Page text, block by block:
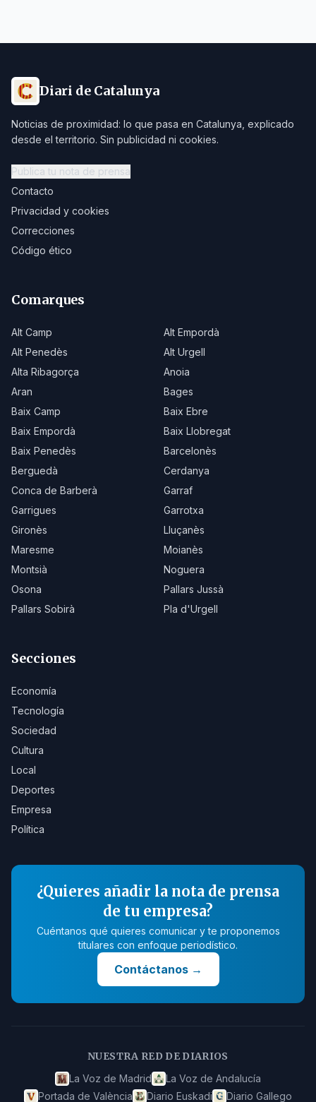
Diari de Catalunya
Noticias de proximidad: lo que pasa en Catalunya, explicado
desde el territorio. Sin publicidad ni cookies.
Publica tu nota de prensa
Contacto
Privacidad y cookies
Correcciones
Código ético
Comarques
Alt Camp
Alt Empordà
Alt Penedès
Alt Urgell
Alta Ribagorça
Anoia
Aran
Bages
Baix Camp
Baix Ebre
Baix Empordà
Baix Llobregat
Baix Penedès
Barcelonès
Berguedà
Cerdanya
Conca de Barberà
Garraf
Garrigues
Garrotxa
Gironès
Lluçanès
Maresme
Moianès
Montsià
Noguera
Osona
Pallars Jussà
Pallars Sobirà
Pla d'Urgell
Secciones
Economía
Tecnología
Sociedad
Cultura
Local
Deportes
Empresa
Política
¿Quieres añadir la nota de prensa
de tu empresa?
Cuéntanos qué quieres comunicar y te proponemos
titulares con enfoque periodístico.
Contáctanos→
NUESTRA RED DE DIARIOS
La Voz de Madrid
La Voz de Andalucía
Portada de València
Diario Euskadi Diario Gallego